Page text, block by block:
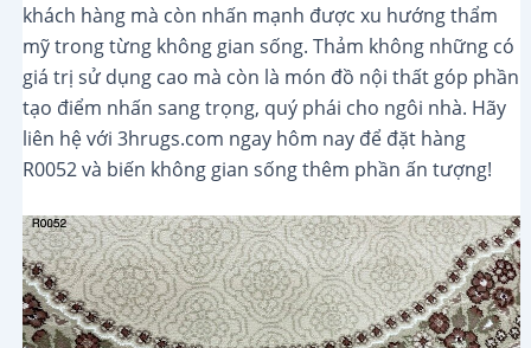
khách hàng mà còn nhấn mạnh được xu hướng thẩm
mỹ trong từng không gian sống. Thảm không những có
giá trị sử dụng cao mà còn là món đồ nội thất góp phần
tạo điểm nhấn sang trọng, quý phái cho ngôi nhà. Hãy
liên hệ với 3hrugs.com ngay hôm nay để đặt hàng
R0052 và biến không gian sống thêm phần ấn tượng!